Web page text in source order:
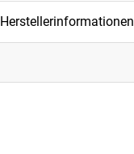
Herstellerinformationen